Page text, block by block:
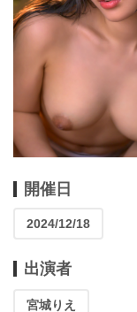
開催日
2024/12/18
出演者
宮城りえ